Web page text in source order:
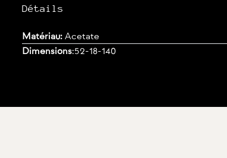
Détails
Matériau: Acetate
Dimensions:52-18-140